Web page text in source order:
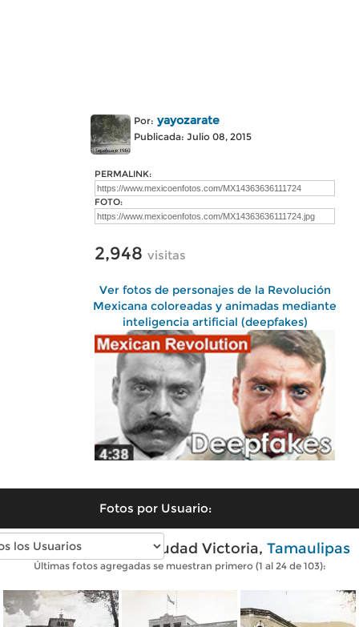
Por: yayozarate
Publicada: Julio 08, 2015
PERMALINK:
FOTO:
2,948 visitas
Ver fotos de personajes de la Revolución
Mexicana coloreadas y animadas mediante
inteligencia artificial (deepfakes)
Fotos por Usuario:
Fotos antiguas de Ciudad Victoria, Tamaulipas
Últimas fotos agregadas se muestran primero (1 al 24 de 103):